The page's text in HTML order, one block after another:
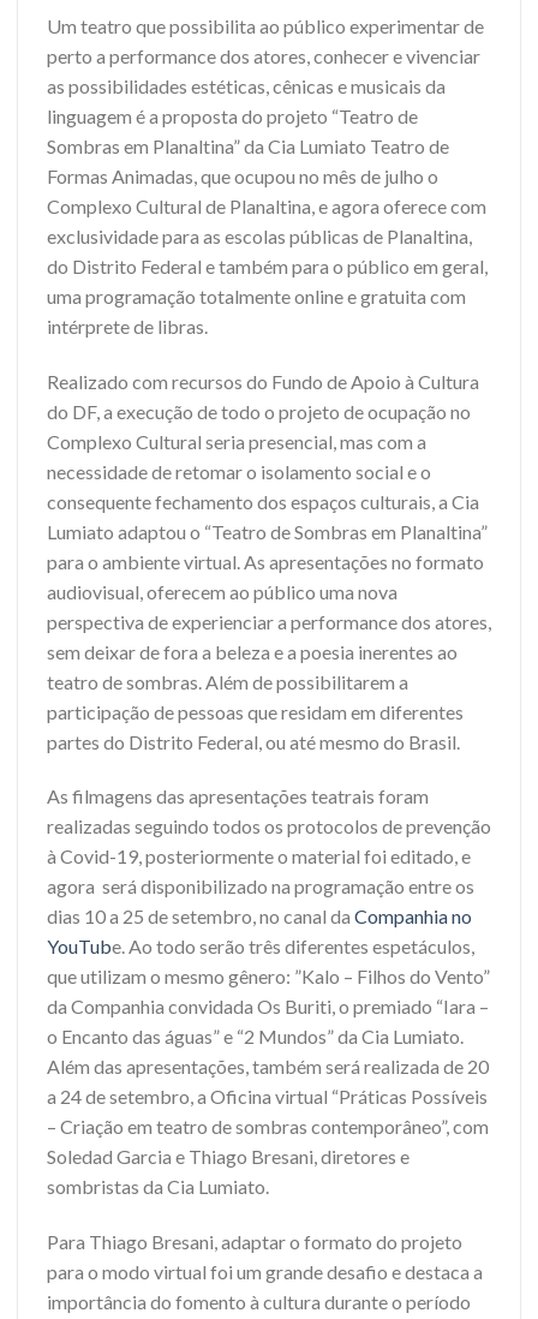
Um teatro que possibilita ao público experimentar de
perto a performance dos atores, conhecer e vivenciar
as possibilidades estéticas, cênicas e musicais da
linguagem é a proposta do projeto “Teatro de
Sombras em Planaltina” da Cia Lumiato Teatro de
Formas Animadas, que ocupou no mês de julho o
Complexo Cultural de Planaltina, e agora oferece com
exclusividade para as escolas públicas de Planaltina,
do Distrito Federal e também para o público em geral,
uma programação totalmente online e gratuita com
intérprete de libras.
Realizado com recursos do Fundo de Apoio à Cultura
do DF, a execução de todo o projeto de ocupação no
Complexo Cultural seria presencial, mas com a
necessidade de retomar o isolamento social e o
consequente fechamento dos espaços culturais, a Cia
Lumiato adaptou o “Teatro de Sombras em Planaltina”
para o ambiente virtual. As apresentações no formato
audiovisual, oferecem ao público uma nova
perspectiva de experienciar a performance dos atores,
sem deixar de fora a beleza e a poesia inerentes ao
teatro de sombras. Além de possibilitarem a
participação de pessoas que residam em diferentes
partes do Distrito Federal, ou até mesmo do Brasil.
As filmagens das apresentações teatrais foram
realizadas seguindo todos os protocolos de prevenção
à Covid-19, posteriormente o material foi editado, e
agora será disponibilizado na programação entre os
dias 10 a 25 de setembro, no canal da Companhia no
YouTube. Ao todo serão três diferentes espetáculos,
que utilizam o mesmo gênero: ”Kalo – Filhos do Vento”
da Companhia convidada Os Buriti, o premiado “Iara –
o Encanto das águas” e “2 Mundos” da Cia Lumiato.
Além das apresentações, também será realizada de 20
a 24 de setembro, a Oficina virtual “Práticas Possíveis
– Criação em teatro de sombras contemporâneo”, com
Soledad Garcia e Thiago Bresani, diretores e
sombristas da Cia Lumiato.
Para Thiago Bresani, adaptar o formato do projeto
para o modo virtual foi um grande desafio e destaca a
importância do fomento à cultura durante o período